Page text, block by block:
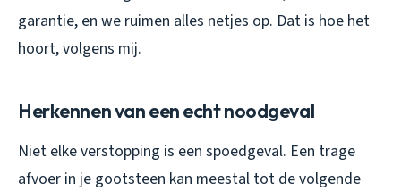
garantie, en we ruimen alles netjes op. Dat is hoe het
hoort, volgens mij.
Herkennen van een echt noodgeval
Niet elke verstopping is een spoedgeval. Een trage
afvoer in je gootsteen kan meestal tot de volgende